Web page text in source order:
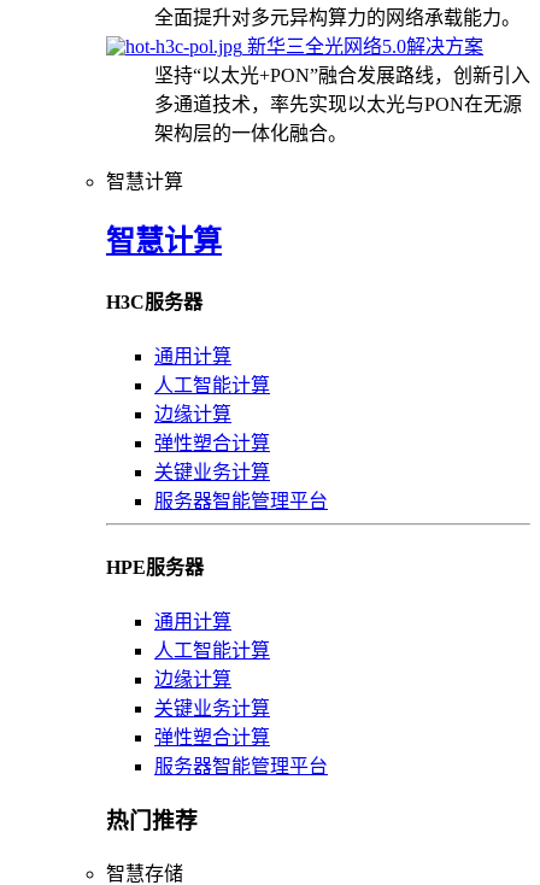
全面提升对多元异构算力的网络承载能力。
新华三全光网络5.0解决方案
坚持“以太光+PON”融合发展路线，创新引入
多通道技术，率先实现以太光与PON在无源
架构层的一体化融合。
智慧计算
智慧计算
H3C服务器
通用计算
人工智能计算
边缘计算
弹性塑合计算
关键业务计算
服务器智能管理平台
HPE服务器
通用计算
人工智能计算
边缘计算
关键业务计算
弹性塑合计算
服务器智能管理平台
热门推荐
智慧存储